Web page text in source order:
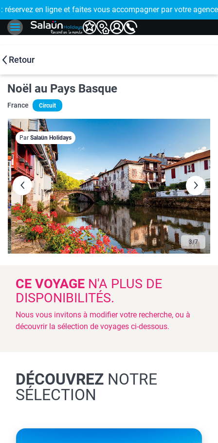
par votre agence de proximité
🤩 PAIEMENT EN PLUSIEURS FOIS : réglez
Retour
Noël au Pays Basque
France Circuit
3/7
Par Salaün Holidays
CE VOYAGE N'A PLUS DE
DISPONIBILITÉS.
Nous vous invitons à modifier votre recherche, ou à
découvrir la sélection de voyages ci-dessous.
DÉCOUVREZ NOTRE
SÉLECTION